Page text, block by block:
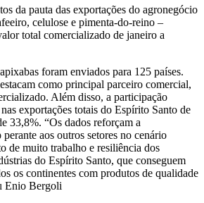
da pauta das exportações do agronegócio
celulose e pimenta-do-reino –
total comercializado de janeiro a
foram enviados para 125 países.
como principal parceiro comercial,
Além disso, a participação
exportações totais do Espírito Santo de
33,8%. “Os dados reforçam a
aos outros setores no cenário
de muito trabalho e resiliência dos
do Espírito Santo, que conseguem
os continentes com produtos de qualidade
Enio Bergoli